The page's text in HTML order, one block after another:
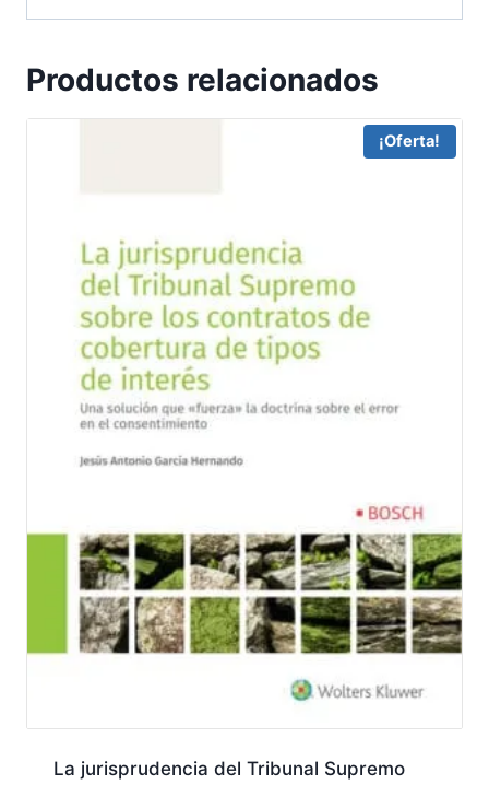
Productos relacionados
¡Oferta!
La jurisprudencia del Tribunal Supremo